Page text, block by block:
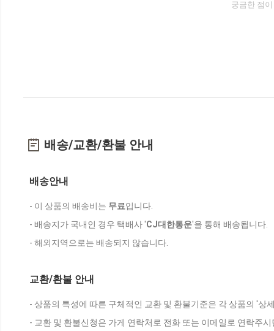
궁금한 점
배송/교환/환불 안내
배송안내
- 이 상품의 배송비는 무료입니다.
- 배송지가 국내인 경우 택배사 'CJ대한통운'을 통해 배송됩니다.
- 해외지역으로는 배송되지 않습니다.
교환/환불 안내
- 상품의 특성에 따른 구체적인 교환 및 환불기준은 각 상품의 '상
- 교환 및 환불신청은 가게 연락처로 전화 또는 이메일로 연락주